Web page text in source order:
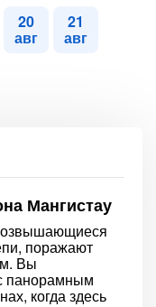
20
авг
21
авг
Мангистау
поражают
Вы
панорамным
когда здесь